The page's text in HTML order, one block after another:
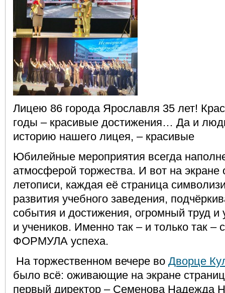
Лицею 86 города Ярославля 35 лет!
годы – красивые достижения… Да и
историю нашего лицея, – красивые
Юбилейные мероприятия всегда
атмосферой торжества. И вот на экране
летописи, каждая её страница
развития учебного заведения,
события и достижения, огромный труд и
и учеников. Именно так – и только так –
ФОРМУЛА успеха.
На торжественном вечере во Дворце
было всё: оживающие на экране
первый директор – Семенова Надежда